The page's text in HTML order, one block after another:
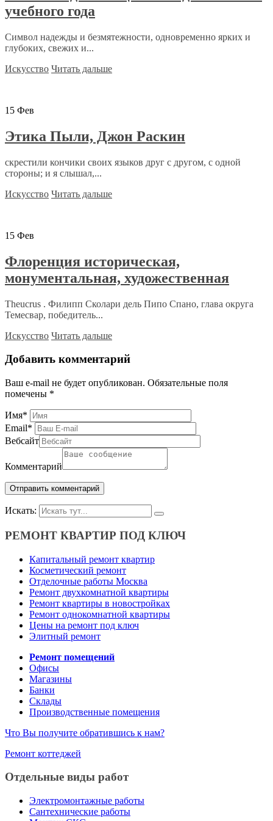
учебного года
Символ надежды и безмятежности, одновременно ярких и
глубоких, свежих и...
Искусство Читать дальше
15 Фев
Этика Пыли, Джон Раскин
скрестили кончики своих языков друг с другом, с одной
стороны; и я слышал,...
Искусство Читать дальше
15 Фев
Флоренция историческая,
монументальная, художественная
Theucrus . Филипп Сколари дель Пипо Спано, глава округа
Темесвар, победитель...
Искусство Читать дальше
Добавить комментарий
Ваш e-mail не будет опубликован. Обязательные поля
помечены *
Имя*
Email*
Вебсайт
Комментарий
Искать:
РЕМОНТ КВАРТИР ПОД КЛЮЧ
Капитальный ремонт квартир
Косметический ремонт
Отделочные работы Москва
Ремонт двухкомнатной квартиры
Ремонт квартиры в новостройках
Ремонт однокомнатной квартиры
Цены на ремонт под ключ
Элитный ремонт
Ремонт помещений
Офисы
Магазины
Банки
Склады
Производственные помещения
Что Вы получите обратившись к нам?
Ремонт коттеджей
Отдельные виды работ
Электромонтажные работы
Сантехнические работы